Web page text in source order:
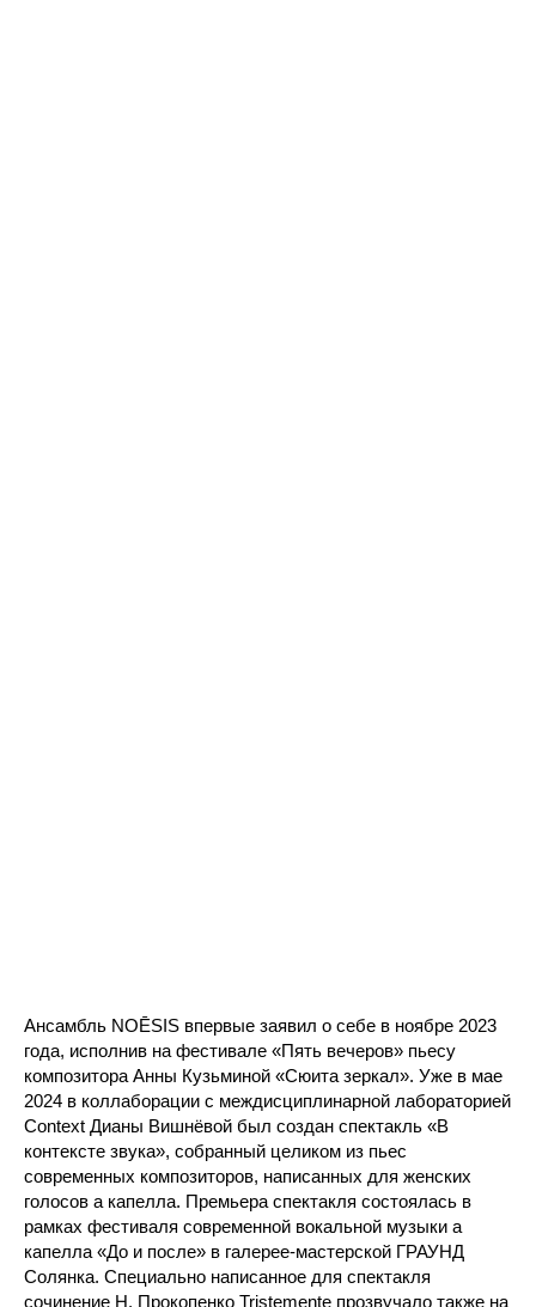
Ансамбль NOĒSIS впервые заявил о себе в ноябре 2023
года, исполнив на фестивале «Пять вечеров» пьесу
композитора Анны Кузьминой «Сюита зеркал». Уже в мае
2024 в коллаборации с междисциплинарной лабораторией
Context Дианы Вишнёвой был создан спектакль «В
контексте звука», собранный целиком из пьес
современных композиторов, написанных для женских
голосов а капелла. Премьера спектакля состоялась в
рамках фестиваля современной вокальной музыки а
капелла «До и после» в галерее-мастерской ГРАУНД
Солянка. Специально написанное для спектакля
сочинение Н. Прокопенко Tristemente прозвучало также на